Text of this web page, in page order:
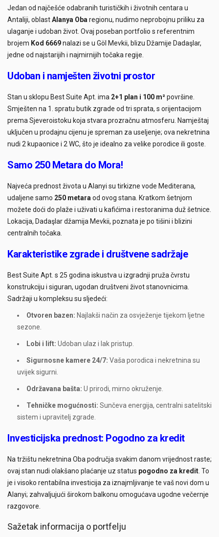
Jedan od najčešće odabranih turističkih i životnih centara u
Antaliji, oblastAlanya Oba regionu, nudimo neprobojnu priliku za
ulaganje i udoban život. Ovaj poseban portfolio s referentnim
brojem Kod 6669nalazi se u Göl Mevkii, blizu Džamije Dadaşlar,
jedne od najstarijih i najmirnijih točaka regije.
Udoban i namješten životni prostor
Stan u sklopu Best Suite Apt. ima 2+1 plan i 100 m²površine.
Smješten na 1. spratu butik zgrade od tri sprata, s orijentacijom
prema Sjeveroistoku koja stvara prozračnu atmosferu. Namještaj
uključen u prodajnu cijenu je spreman za useljenje; ova nekretnina
nudi 2 kupaonice i 2 WC, što je idealno za velike porodice ili goste.
Samo 250 Metara do Mora!
Najveća prednost života u Alanyi su tirkizne vode Mediterana,
udaljene samo 250 metara od ovog stana. Kratkom šetnjom
možete doći do plaže i uživati u kafićima i restoranima duž šetnice.
Lokacija, Dadaşlar džamija Mevkii, poznata je po tišini i blizini
centralnih točaka.
Karakteristike zgrade i društvene sadržaje
Best Suite Apt. s 25 godina iskustva u izgradnji pruža čvrstu
konstrukciju i siguran, ugodan društveni život stanovnicima.
Sadržaji u kompleksu su sljedeći:
Otvoren bazen: Najlakši način za osvježenje tijekom ljetne
sezone.
Lobi i lift: Udoban ulaz i lak pristup.
Sigurnosne kamere 24/7: Vaša porodica i nekretnina su
uvijek sigurni.
Održavana bašta: U prirodi, mirno okruženje.
Tehničke mogućnosti: Sunčeva energija, centralni satelitski
sistem i upravitelj zgrade.
Investicijska prednost: Pogodno za kredit
Na tržištu nekretnina Oba područja svakim danom vrijednost raste;
ovaj stan nudi olakšano plaćanje uz status pogodno za kredit . To
je i visoko rentabilna investicija za iznajmljivanje te vaš novi dom u
Alanyi; zahvaljujući širokom balkonu omogućava ugodne večernje
razgovore.
Sažetak informacija o portfelju